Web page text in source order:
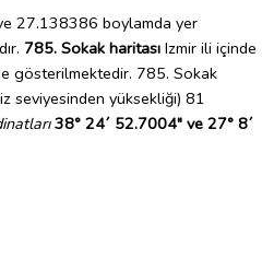
27.138386 boylamda yer
785. Sokak haritası Izmir ili içinde
gösterilmektedir. 785. Sokak
seviyesinden yüksekliği) 81
38° 24´ 52.7004" ve 27° 8´